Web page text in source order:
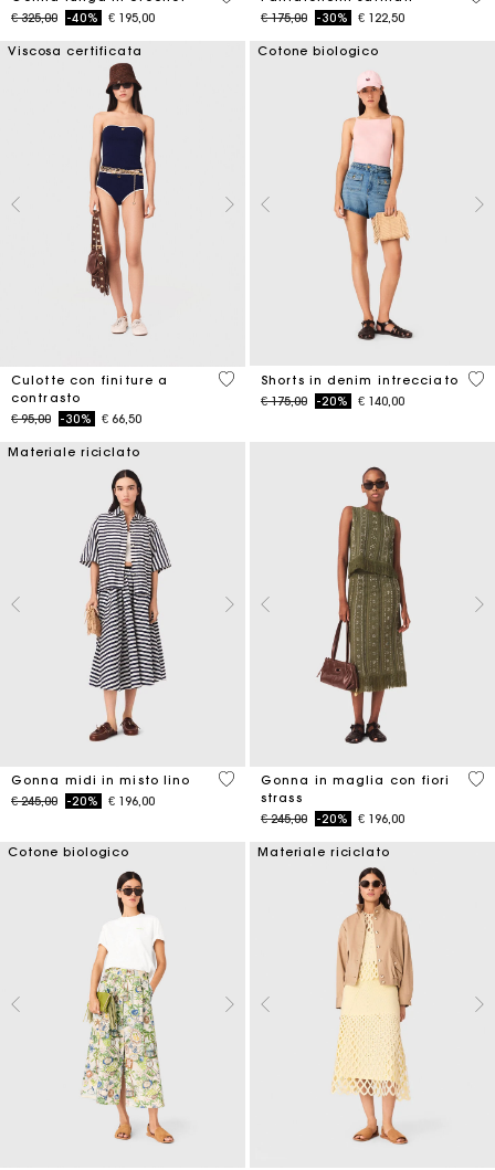
Price reduced from
€ 325,00to-40% € 195,00
Price reduced from
€ 175,00to-30% € 122,50
Viscosa certificata
Culotte con finiture a
contrasto
Price reduced from
€ 95,00to-30% € 66,50
5 out of 5 Customer Rating
Cotone biologico
Shorts in denim intrecciato
Price reduced from
€ 175,00to-20% € 140,00
4,9
Materiale riciclato
Gonna midi in misto lino
Price reduced from
€ 245,00to-20% € 196,00
5 out of 5 Customer Rating
Gonna in maglia con fiori
strass
Price reduced from
€ 245,00to-20% € 196,00
4,2
Cotone biologico Materiale riciclato